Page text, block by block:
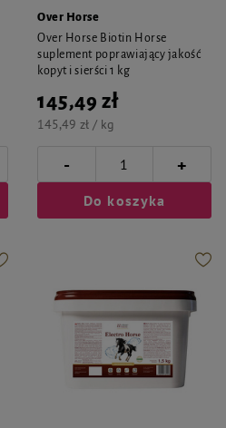
Over Horse
Over Horse Biotin Horse
suplement poprawiający jakość
kopyt i sierści 1 kg
145,49 zł
145,49 zł / kg
- +
Do koszyka